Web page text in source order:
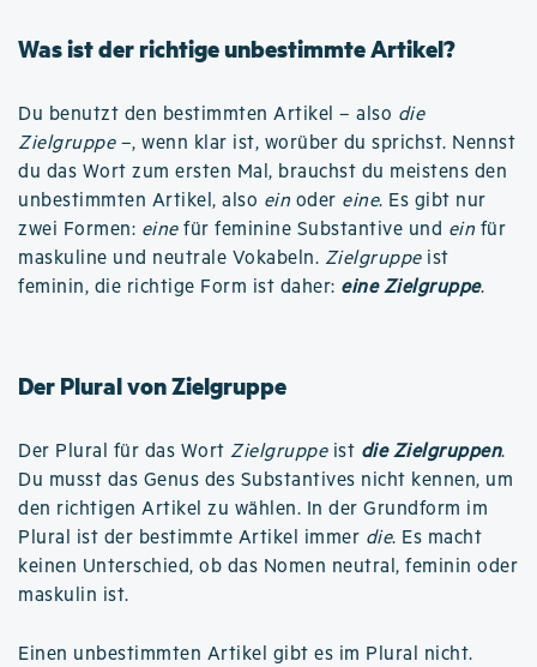
Was ist der richtige unbestimmte Artikel?
Du benutzt den bestimmten Artikel – also die
Zielgruppe–, wenn klar ist, worüber du sprichst. Nennst
du das Wort zum ersten Mal, brauchst du meistens den
unbestimmten Artikel, also ein oder eine. Es gibt nur
zwei Formen: einefür feminine Substantive und ein für
maskuline und neutrale Vokabeln. Zielgruppeist
feminin, die richtige Form ist daher: eine Zielgruppe.
Der Plural von Zielgruppe
Der Plural für das Wort Zielgruppeist die Zielgruppen.
Du musst das Genus des Substantives nicht kennen, um
den richtigen Artikel zu wählen. In der Grundform im
Plural ist der bestimmte Artikel immer die. Es macht
keinen Unterschied, ob das Nomen neutral, feminin oder
maskulin ist.
Einen unbestimmten Artikel gibt es im Plural nicht.